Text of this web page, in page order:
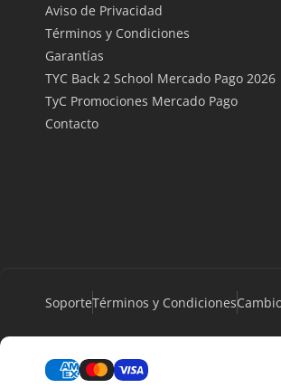
Aviso de Privacidad
Términos y Condiciones
Garantías
TYC Back 2 School Mercado Pago 2026
TyC Promociones Mercado Pago
Contacto
SoporteTérminos y Condiciones
Formas